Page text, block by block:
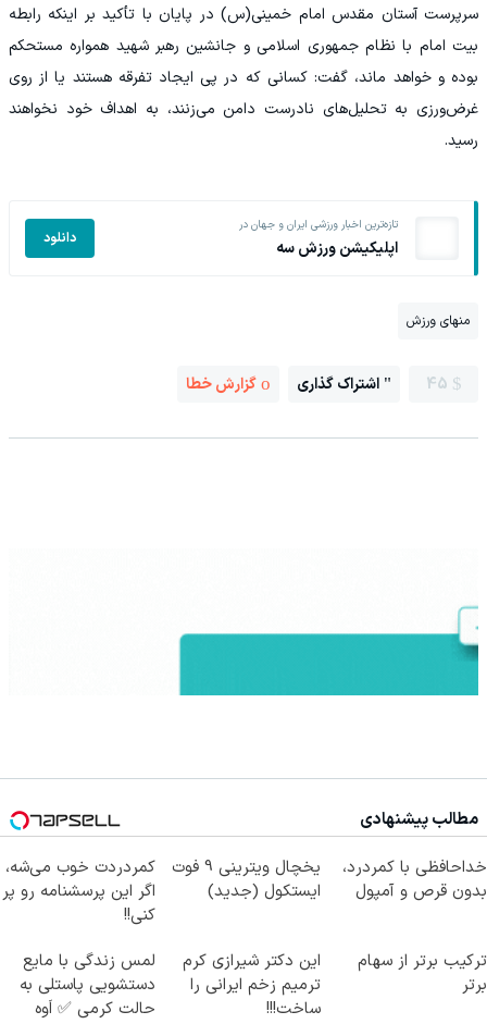
سرپرست آستان مقدس امام خمینی(س) در پایان با تأکید بر اینکه رابطه
بیت امام با نظام جمهوری اسلامی و جانشین رهبر شهید همواره مستحکم
بوده و خواهد ماند، گفت: کسانی که در پی ایجاد تفرقه هستند یا از روی
غرض‌ورزی به تحلیل‌های نادرست دامن می‌زنند، به اهداف خود نخواهند
رسید.
تازه‌ترین اخبار ورزشی ایران و جهان در
اپلیکیشن ورزش سه دانلود
منهای ورزش
45 اشتراک گذاری گزارش خطا
مطالب پیشنهادی
خداحافظی با کمردرد،
بدون قرص و آمپول
یخچال ویترینی 9 فوت
ایستکول (جدید)
کمردردت خوب می‌شه،
اگر این پرسشنامه رو پر
کنی!!
ترکیب برتر از سهام
برتر
این دکتر شیرازی کرم
ترمیم زخم ایرانی را
ساخت!!!
لمس زندگی با مایع
دستشویی پاستلی به
حالت کرمی ✅ اَوه